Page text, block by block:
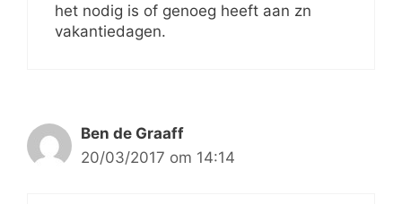
het nodig is of genoeg heeft aan zn
vakantiedagen.
Ben de Graaff
20/03/2017 om 14:14